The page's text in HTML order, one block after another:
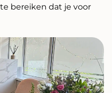
bereiken dat je voor